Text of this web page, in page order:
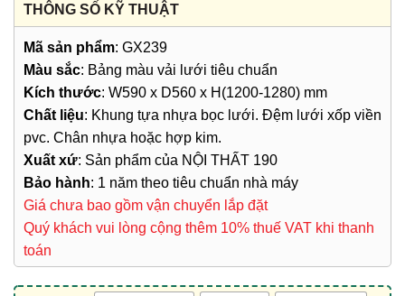
THÔNG SỐ KỸ THUẬT
Mã sản phẩm: GX239
Màu sắc: Bảng màu vải lưới tiêu chuẩn
Kích thước: W590 x D560 x H(1200-1280) mm
Chất liệu: Khung tựa nhựa bọc lưới. Đệm lưới xốp viền
pvc. Chân nhựa hoặc hợp kim.
Xuất xứ: Sản phẩm của NỘI THẤT 190
Bảo hành: 1 năm theo tiêu chuẩn nhà máy
Giá chưa bao gồm vận chuyển lắp đặt
Quý khách vui lòng cộng thêm 10% thuế VAT khi thanh
toán